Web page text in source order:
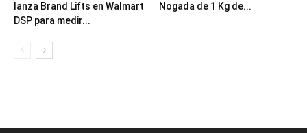
lanza Brand Lifts en Walmart
DSP para medir...
Nogada de 1 Kg de...